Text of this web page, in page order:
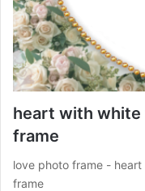
heart with
frame
love photo frame -
frame